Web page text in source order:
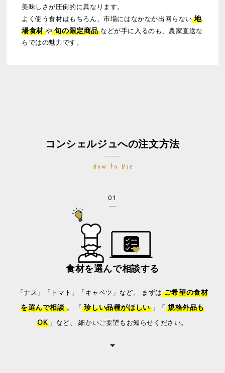
美味しさが圧倒的に異なります。
よく使う食材はもちろん、市場にはなかなか出回らない 地
場食材 や 旬の限定商品 などが手に入るのも、農家直送な
らではの魅力です。
コンシェルジュへの注文方法
01
食材を選んで相談する
「ナス」「トマト」「キャベツ」など、 まずは ご希望の食材
を選んで相談 。 「 珍しい品種がほしい 」「 規格外品も
OK 」など、 細かいご要望もお知らせください。